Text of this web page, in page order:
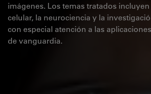
imágenes. Los temas tratados
celular, la neurociencia y la
con especial atención a las
de vanguardia.